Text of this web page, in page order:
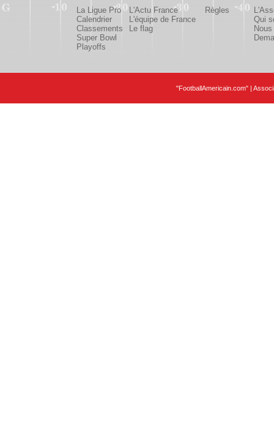
La Ligue Pro
Calendrier
Classements
Super Bowl
Playoffs
L'Actu France
L'équipe de France
Le flag
Règles
Qui
"FootballAmericain.com" |